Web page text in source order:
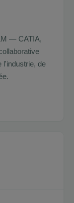
— CATIA,
l'industrie, de